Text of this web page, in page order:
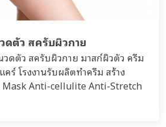
ตัว สครับผิวกาย
ดตัว สครับผิวกาย มาสก์ผิวตัว ครีม
ร์ โรงงานรับผลิตทำครีม สร้าง
Anti-cellulite Anti-Stretch